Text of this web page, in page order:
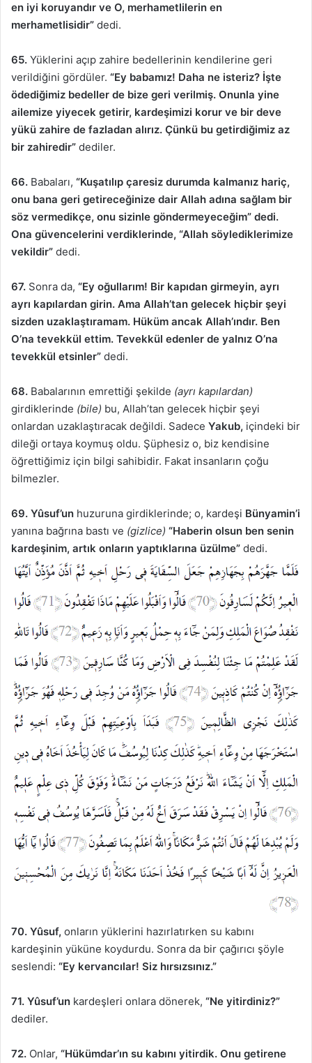
en iyi koruyandır ve O, merhametlilerin en
merhametlisidir” dedi.
65. Yüklerini açıp zahire bedellerinin kendilerine geri
verildiğini gördüler. “Ey babamız! Daha ne isteriz? İşte
ödediğimiz bedeller de bize geri verilmiş. Onunla yine
ailemize yiyecek getirir, kardeşimizi korur ve bir deve
yükü zahire de fazladan alırız. Çünkü bu getirdiğimiz az
bir zahiredir” dediler.
66. Babaları, “Kuşatılıp çaresiz durumda kalmanız hariç,
onu bana geri getireceğinize dair Allah adına sağlam bir
söz vermedikçe, onu sizinle göndermeyeceğim” dedi.
Ona güvencelerini verdiklerinde, “Allah söylediklerimize
vekildir” dedi.
67. Sonra da, “Ey oğullarım! Bir kapıdan girmeyin, ayrı
ayrı kapılardan girin. Ama Allah’tan gelecek hiçbir şeyi
sizden uzaklaştıramam. Hüküm ancak Allah’ındır. Ben
O’na tevekkül ettim. Tevekkül edenler de yalnız O’na
tevekkül etsinler” dedi.
68. Babalarının emrettiği şekilde (ayrı kapılardan)
girdiklerinde (bile) bu, Allah’tan gelecek hiçbir şeyi
onlardan uzaklaştıracak değildi. Sadece Yakub, içindeki bir
dileği ortaya koymuş oldu. Şüphesiz o, biz kendisine
öğrettiğimiz için bilgi sahibidir. Fakat insanların çoğu
bilmezler.
69. Yûsuf’un huzuruna girdiklerinde; o, kardeşi Bünyamin’i
yanına bağrına bastı ve (gizlice) “Haberin olsun ben senin
kardeşinim, artık onların yaptıklarına üzülme” dedi.
70. Yûsuf, onların yüklerini hazırlatırken su kabını
kardeşinin yüküne koydurdu. Sonra da bir çağırıcı şöyle
seslendi: “Ey kervancılar! Siz hırsızsınız.”
71. Yûsuf’un kardeşleri onlara dönerek, “Ne yitirdiniz?”
dediler.
72. Onlar, “Hükümdar’ın su kabını yitirdik. Onu getirene